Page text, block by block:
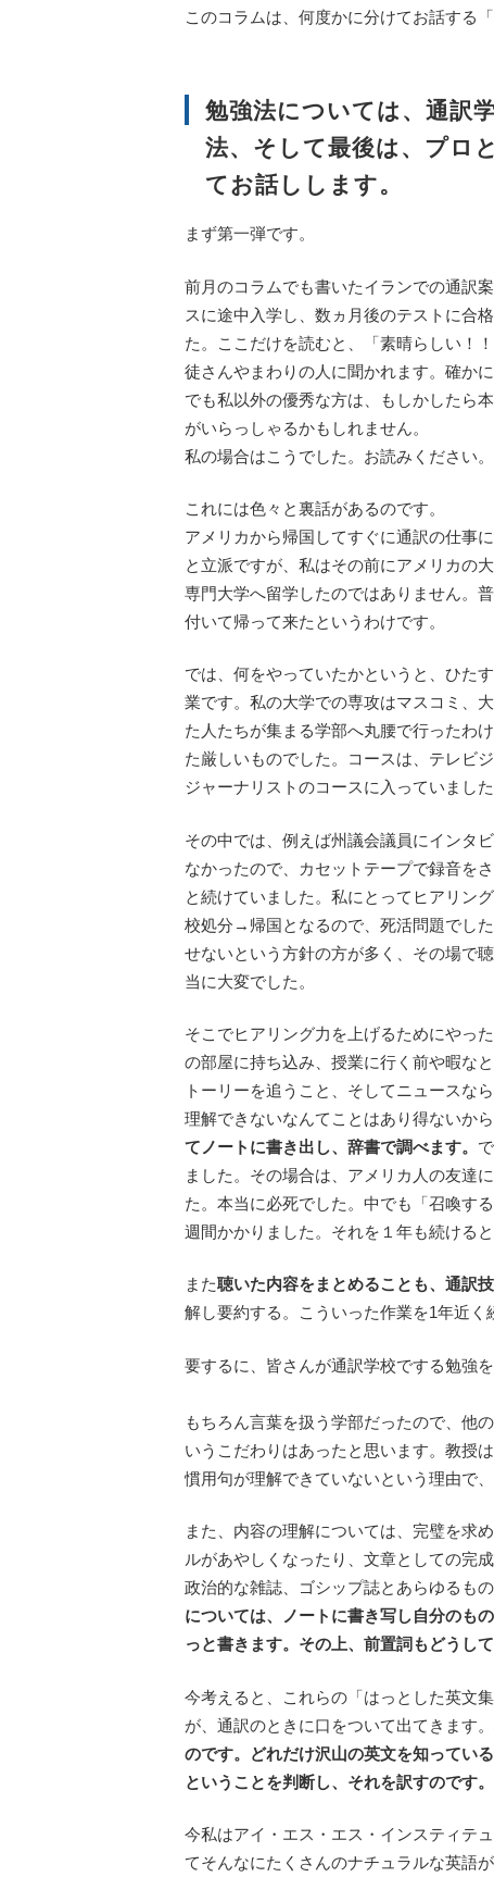
このコラムは、何度かに分けてお話する
勉強法については、通訳
法、そして最後は、プロ
てお話しします。
まず第一弾です。
前月のコラムでも書いたイランでの通訳
スに途中入学し、数ヵ月後のテストに合
た。ここだけを読むと、「素晴らしい！
徒さんやまわりの人に聞かれます。確か
でも私以外の優秀な方は、もしかしたら
がいらっしゃるかもしれません。
私の場合はこうでした。お読みください。
これには色々と裏話があるのです。
アメリカから帰国してすぐに通訳の仕事
と立派ですが、私はその前にアメリカの
専門大学へ留学したのではありません。
付いて帰って来たというわけです。
では、何をやっていたかというと、ひた
業です。私の大学での専攻はマスコミ、
た人たちが集まる学部へ丸腰で行ったわ
た厳しいものでした。コースは、テレビ
ジャーナリストのコースに入っていました
その中では、例えば州議会議員にインタ
なかったので、カセットテープで録音を
と続けていました。私にとってヒアリン
校処分→帰国となるので、死活問題でし
せないという方針の方が多く、その場で
当に大変でした。
そこでヒアリング力を上げるためにやっ
の部屋に持ち込み、授業に行く前や暇な
トーリーを追うこと、そしてニュースな
理解できないなんてことはあり得ないから
てノートに書き出し、辞書で調べます。
ました。その場合は、アメリカ人の友達
た。本当に必死でした。中でも「召喚す
週間かかりました。それを１年も続ける
また聴いた内容をまとめることも、通訳
解し要約する。こういった作業を1年近く
要するに、皆さんが通訳学校でする勉強
もちろん言葉を扱う学部だったので、他
いうこだわりはあったと思います。教授
慣用句が理解できていないという理由で
また、内容の理解については、完璧を求
ルがあやしくなったり、文章としての完
政治的な雑誌、ゴシップ誌とあらゆるも
については、ノートに書き写し自分のも
っと書きます。その上、前置詞もどうし
今考えると、これらの「はっとした英文
が、通訳のときに口をついて出てきます。
のです。どれだけ沢山の英文を知ってい
ということを判断し、それを訳すのです。
今私はアイ・エス・エス・インスティテ
てそんなにたくさんのナチュラルな英語